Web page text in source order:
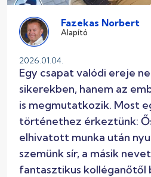
Fazekas Norbert
Alapító
2026.01.04.
Egy csapat valódi ereje
sikerekben, hanem az
is megmutatkozik. Most
történethez érkeztünk:
elhivatott munka után
szemünk sír, a másik
fantasztikus kolléganőtől